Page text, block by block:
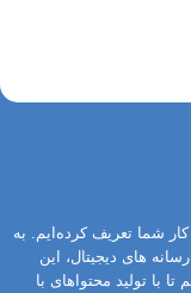
شما تعریف کرده‌ایم. به
های دیجیتال، این
با تولید محتواهای با